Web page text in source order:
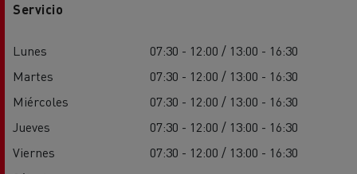
Servicio
Lunes
07:30 - 12:00 / 13:00 - 16:30
Martes
07:30 - 12:00 / 13:00 - 16:30
Miércoles
07:30 - 12:00 / 13:00 - 16:30
Jueves
07:30 - 12:00 / 13:00 - 16:30
Viernes
07:30 - 12:00 / 13:00 - 16:30